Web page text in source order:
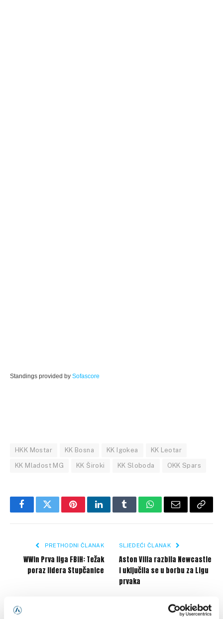
Standings provided by Sofascore
HKK Mostar KK Bosna KK Igokea KK Leotar
KK Mladost MG KK Široki KK Sloboda OKK Spars
FacebookTwitterPinterestLinkedInTumblrWhatsApp
Email Copy
PRETHODNI ČLANAK
WWin Prva liga FBiH: Težak
poraz lidera Stupčanice
SLJEDEĆI ČLANAK
Aston Villa razbila Newcastle
i uključila se u borbu za Ligu
prvaka